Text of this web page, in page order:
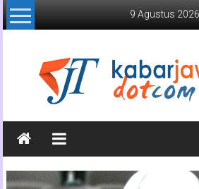
Lompat
ke
9 Agustus 2026
Kabar
Jawa
Timur